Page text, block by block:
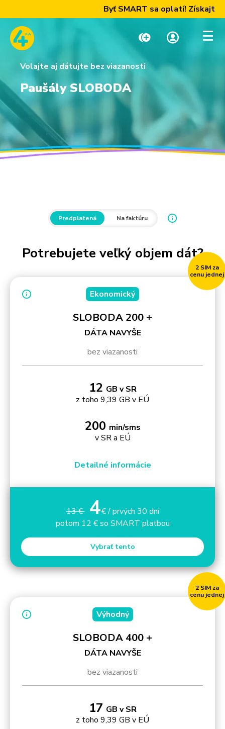
Dobiť kredit Moja zóna
Paušály
Internet a TV
Pre Firmy
Byť SMART sa oplatí! Získajte
Volajte aj dátujte bez viazanosti
Paušály SLOBODA
Predplatená Na faktúru
Potrebujete veľký objem dát?
2 SIM za
cenu jednej
Ekonomický
SLOBODA 200 +
DÁTA NAVYŠE
bez viazanosti
12 GB v SR
z toho 9,39 GB v EÚ
200 min/sms
v SR a EÚ
Detailné informácie
13 € 4€ / prvých 30 dní
potom 12 € so SMART platbou
Vybrať tento
2 SIM za
cenu jednej
Výhodný
SLOBODA 400 +
DÁTA NAVYŠE
bez viazanosti
17 GB v SR
z toho 9,39 GB v EÚ